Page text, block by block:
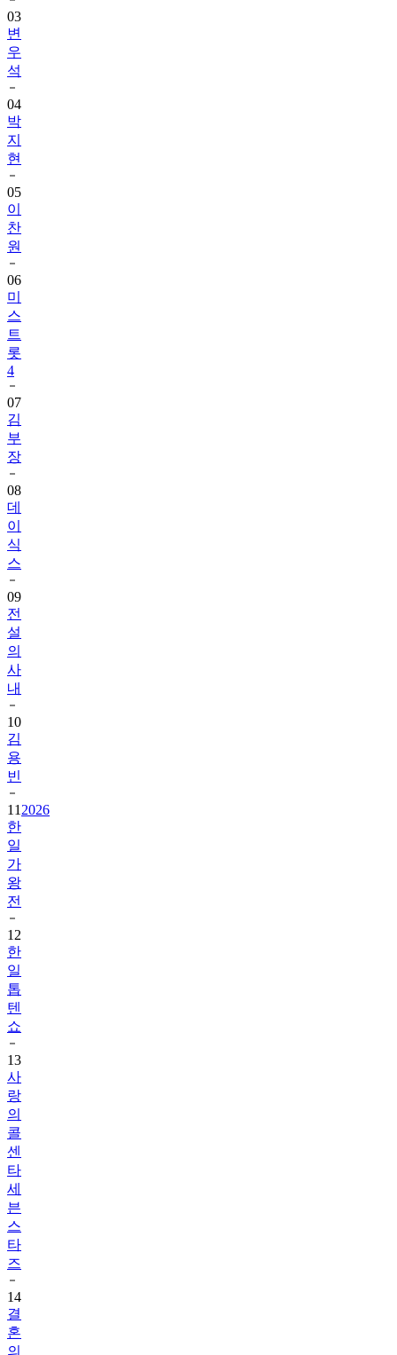
03
변
우
석
04
박
지
현
05
이
찬
원
06
미
스
트
롯
4
07
김
부
장
08
데
이
식
스
09
전
설
의
사
내
10
김
용
빈
11 2026
한
일
가
왕
전
12
한
일
톱
텐
쇼
13
사
랑
의
콜
센
타
세
븐
스
타
즈
14
결
혼
의